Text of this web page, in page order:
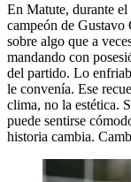
En Matute, durante
campeón de Gustavo
sobre algo que a
mandando con
del partido. Lo
le convenía. Ese
clima, no la estética.
puede sentirse
historia cambia.